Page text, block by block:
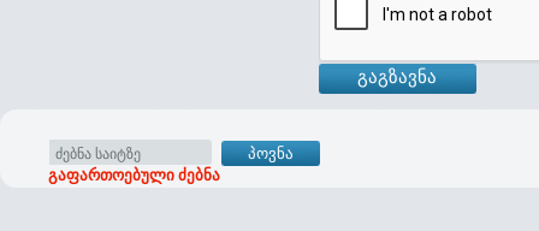
გაფართოებული ძებნა